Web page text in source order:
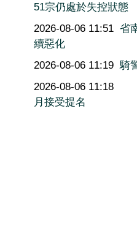
51宗仍處於失控狀態
2026-08-06 11:51 省
續惡化
2026-08-06 11:19 騎
2026-08-06 11:18
月接受提名